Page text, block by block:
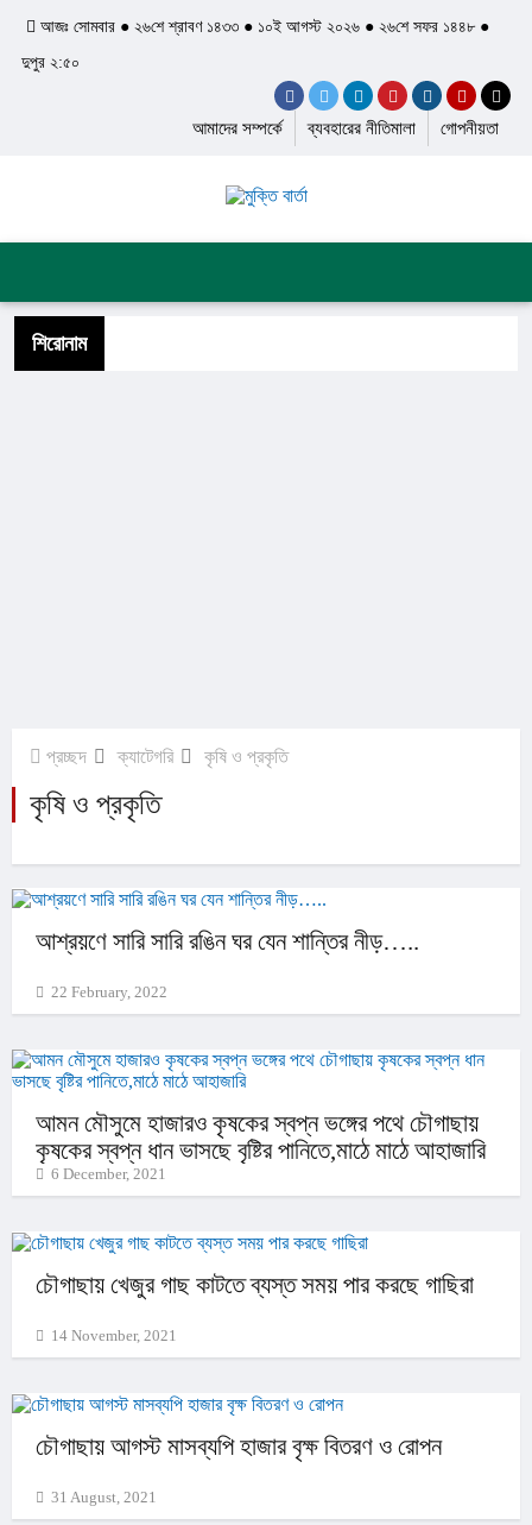
আজঃ সোমবার ● ২৬শে শ্রাবণ ১৪৩৩ ● ১০ই আগস্ট ২০২৬ ● ২৬শে সফর ১৪৪৮ ●
দুপুর ২:৫০
আমাদের সম্পর্কে ব্যবহারের নীতিমালা গোপনীয়তা
অপরাধ
শিরোনাম
প্রচ্ছদ ক্যাটেগরি কৃষি ও প্রকৃতি
কৃষি ও প্রকৃতি
আশ্রয়ণে সারি সারি রঙিন ঘর যেন শান্তির নীড়…..
22 February, 2022
আমন মৌসুমে হাজারও কৃষকের স্বপ্ন ভঙ্গের পথে চৌগাছায়
কৃষকের স্বপ্ন ধান ভাসছে বৃষ্টির পানিতে,মাঠে মাঠে আহাজারি
6 December, 2021
চৌগাছায় খেজুর গাছ কাটতে ব্যস্ত সময় পার করছে গাছিরা
14 November, 2021
চৌগাছায় আগস্ট মাসব্যপি হাজার বৃক্ষ বিতরণ ও রোপন
31 August, 2021